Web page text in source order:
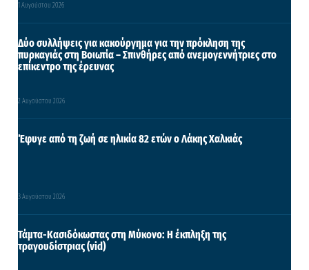
1 Αυγούστου 2026
Δύο συλλήψεις για κακούργημα για την πρόκληση της
πυρκαγιάς στη Βοιωτία – Σπινθήρες από ανεμογεννήτριες στο
επίκεντρο της έρευνας
2 Αυγούστου 2026
Έφυγε από τη ζωή σε ηλικία 82 ετών ο Λάκης Χαλκιάς
3 Αυγούστου 2026
Τάμτα-Κασιδόκωστας στη Μύκονο: Η έκπληξη της
τραγουδίστριας (vid)